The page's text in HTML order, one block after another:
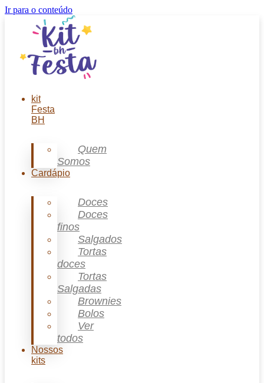
Ir para o conteúdo
kit
Festa
BH
Quem
Somos
Cardápio
Doces
Doces
finos
Salgados
Tortas
doces
Tortas
Salgadas
Brownies
Bolos
Ver
todos
Nossos
kits